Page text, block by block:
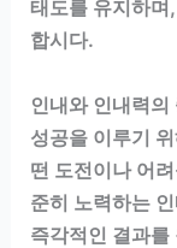
태도를 유지하며
합시다.
인내와 인내력의
성공을 이루기
떤 도전이나 어
준히 노력하는
즉각적인 결과